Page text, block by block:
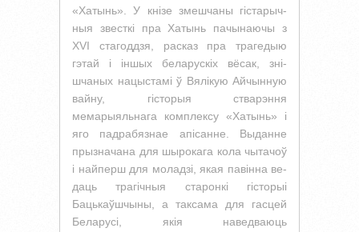
«Хатынь». У кнізе змешчаны гістарыч-
ныя звесткі пра Хатынь пачынаючы з
XVI стагоддзя, расказ пра трагедыю
гэтай і іншых беларускіх вёсак, зні-
шчаных нацыстамі ў Вялікую Айчынную
вайну, гісторыя стварэння
мемарыяльнага комплексу «Хатынь» і
яго падрабязнае апісанне. Выданне
прызначана для шырокага кола чытачоў
і найперш для моладзі, якая павінна ве-
даць трагічныя старонкі гісторыі
Бацькаўшчыны, а таксама для гасцей
Беларусі, якія наведваюць